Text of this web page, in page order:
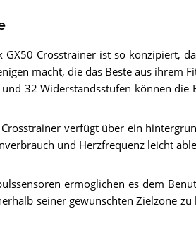
GX50 Crosstrainer ist so konzipiert,
macht, die das Beste aus ihrem
32 Widerstandsstufen können
verfügt über ein
und Herzfrequenz leicht
ermöglichen es dem
seiner gewünschten Zielzone